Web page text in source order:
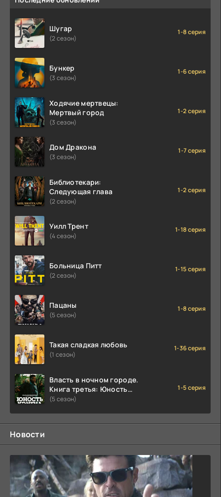
Шугар
(2 сезон)
1-8 серия
Бункер
(3 сезон)
1-6 серия
Ходячие мертвецы:
Мертвый город
(3 сезон)
1-2 серия
Дом Дракона
(3 сезон)
1-7 серия
Библиотекари:
Следующая глава
(2 сезон)
1-2 серия
Уилл Трент
(4 сезон)
1-18 серия
Больница Питт
(2 сезон)
1-15 серия
Пацаны
(5 сезон)
1-8 серия
Такая сладкая любовь
(1 сезон)
1-36 серия
Власть в ночном городе.
Книга третья: Юность
Кэнена
(5 сезон)
1-5 серия
Новости